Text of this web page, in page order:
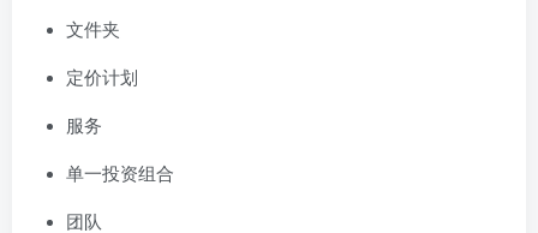
文件夹
定价计划
服务
单一投资组合
团队